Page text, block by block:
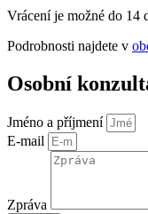
Vrácení je možné do 14
Podrobnosti najdete v
Osobní
Jméno a příjmení
E-mail
Zpráva